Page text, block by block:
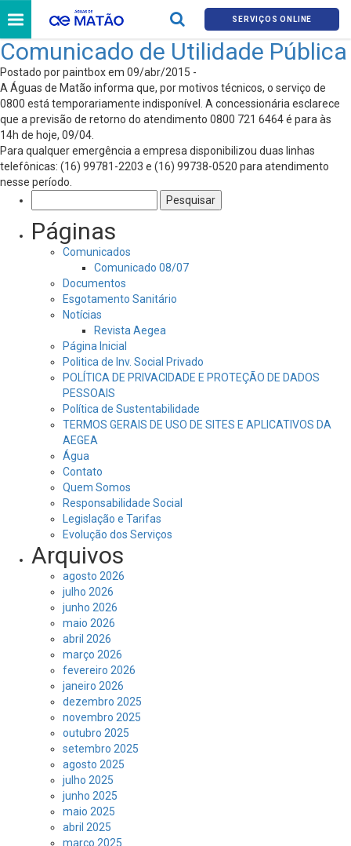
SERVIÇOS ONLINE
Comunicado de Utilidade Pública
Postado por paintbox em 09/abr/2015 -
A Águas de Matão informa que, por motivos técnicos, o serviço de
0800 está temporariamente indisponível. A concessionária esclarece
que a previsão de retorno do atendimento 0800 721 6464 é para às
14h de hoje, 09/04.
Para qualquer emergência a empresa disponibilizou duas linhas
telefônicas: (16) 99781-2203 e (16) 99738-0520 para atendimento
nesse período.
por:
Páginas
Comunicados
Comunicado 08/07
Documentos
Esgotamento Sanitário
Notícias
Revista Aegea
Página Inicial
Politica de Inv. Social Privado
POLÍTICA DE PRIVACIDADE E PROTEÇÃO DE DADOS
PESSOAIS
Política de Sustentabilidade
TERMOS GERAIS DE USO DE SITES E APLICATIVOS DA
AEGEA
Água
Contato
Quem Somos
Responsabilidade Social
Legislação e Tarifas
Evolução dos Serviços
Arquivos
agosto 2026
julho 2026
junho 2026
maio 2026
abril 2026
março 2026
fevereiro 2026
janeiro 2026
dezembro 2025
novembro 2025
outubro 2025
setembro 2025
agosto 2025
julho 2025
junho 2025
maio 2025
abril 2025
março 2025